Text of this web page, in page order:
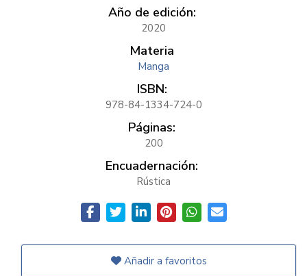
Año de edición:
2020
Materia
Manga
ISBN:
978-84-1334-724-0
Páginas:
200
Encuadernación:
Rústica
Añadir a favoritos